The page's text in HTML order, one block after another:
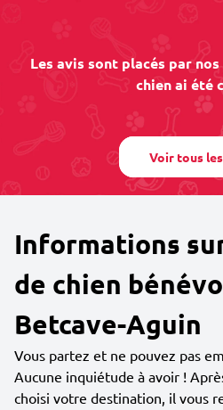
Les avis sont placés par
chien ai été
Voir tous
Informations
de chien
Betcave-Aguin
Vous partez et ne pouvez pas
Aucune inquiétude à avoir !
choisi votre destination, il vous